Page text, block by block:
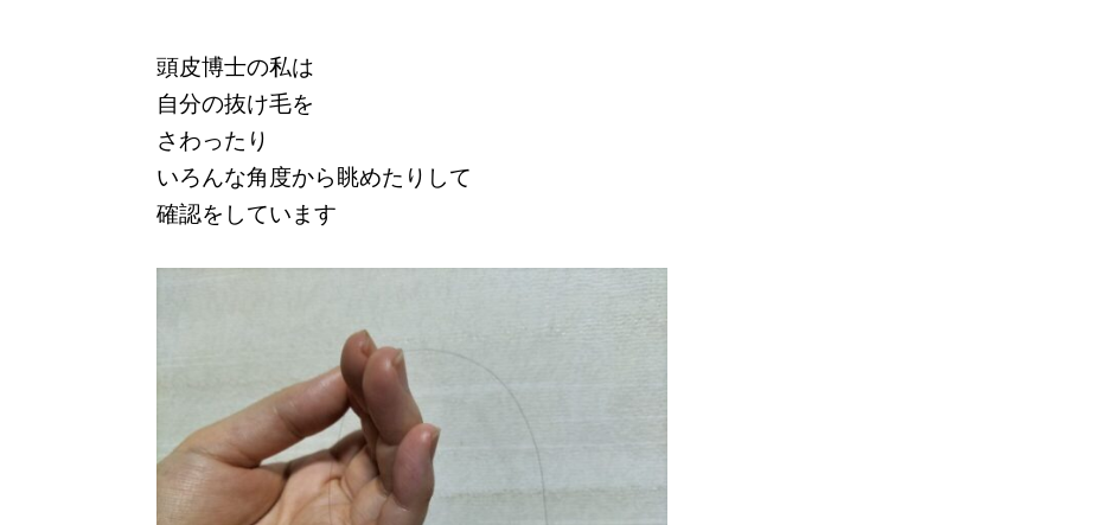
頭皮博士の私は
自分の抜け毛を
さわったり
いろんな角度から眺めたりして
確認をしています